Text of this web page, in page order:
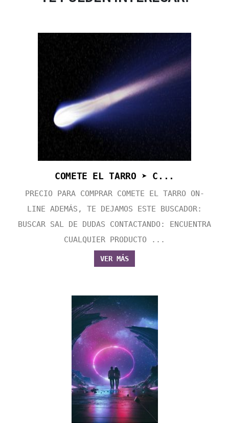
COMETE EL TARRO ➤ C...
PRECIO PARA COMPRAR COMETE EL TARRO ON-
LINE ADEMÁS, TE DEJAMOS ESTE BUSCADOR:
BUSCAR SAL DE DUDAS CONTACTANDO: ENCUENTRA
CUALQUIER PRODUCTO ...
VER MÁS